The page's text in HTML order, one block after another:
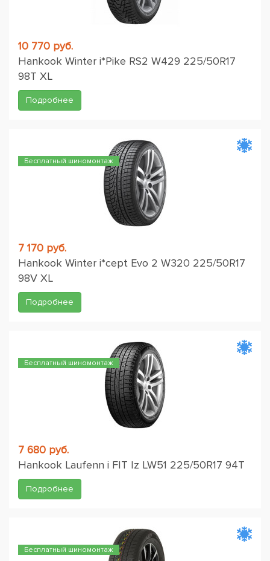
10 770 руб.
Hankook Winter i*Pike RS2 W429 225/50R17
98T XL
Подробнее
Бесплатный шиномонтаж
7 170 руб.
Hankook Winter i*cept Evo 2 W320 225/50R17
98V XL
Подробнее
Бесплатный шиномонтаж
7 680 руб.
Hankook Laufenn i FIT Iz LW51 225/50R17 94T
Подробнее
Бесплатный шиномонтаж